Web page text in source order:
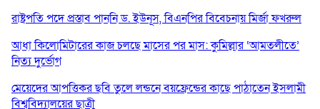
রাষ্ট্রপতি পদে প্রস্তাব পাননি ড. ইউনূস, বিএনপির বিবেচনায় মির্জা ফখরুল
আধা কিলোমিটারের কাজ চলছে মাসের পর মাস: কুমিল্লার ‘আমতলীতে’
নিত্য দুর্ভোগ
মেয়েদের আপত্তিকর ছবি তুলে লন্ডনে বয়ফ্রেন্ডের কাছে পাঠাতেন ইসলামী
বিশ্ববিদ্যালয়ের ছাত্রী